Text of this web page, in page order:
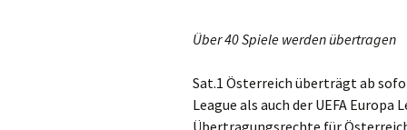
Puls 4
Puls TV J
Über 40 Spiele werden übertragen
Sat.1 Österreich überträgt ab
League als auch der UEFA Europa
Übertragungsrechte für